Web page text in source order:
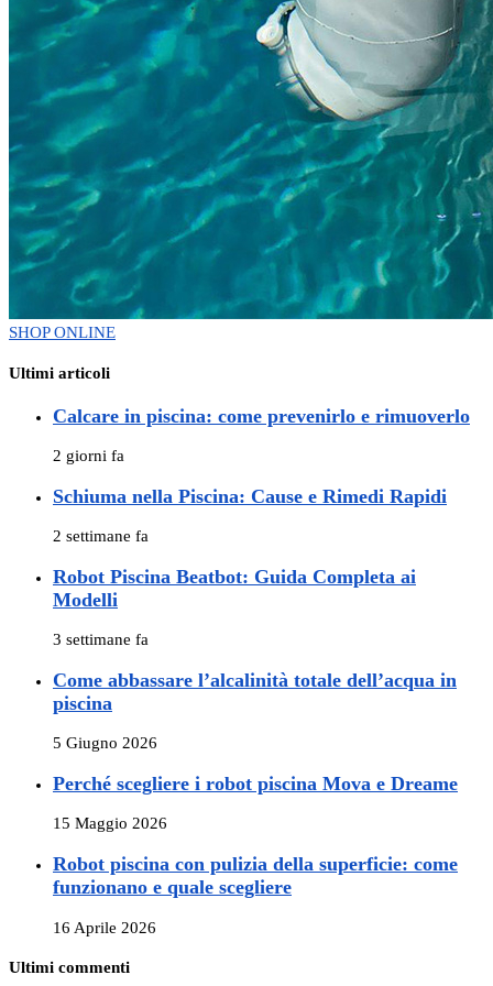
SHOP ONLINE
Ultimi articoli
Calcare in piscina: come prevenirlo e rimuoverlo
2 giorni fa
Schiuma nella Piscina: Cause e Rimedi Rapidi
2 settimane fa
Robot Piscina Beatbot: Guida Completa ai
Modelli
3 settimane fa
Come abbassare l’alcalinità totale dell’acqua in
piscina
5 Giugno 2026
Perché scegliere i robot piscina Mova e Dreame
15 Maggio 2026
Robot piscina con pulizia della superficie: come
funzionano e quale scegliere
16 Aprile 2026
Ultimi commenti